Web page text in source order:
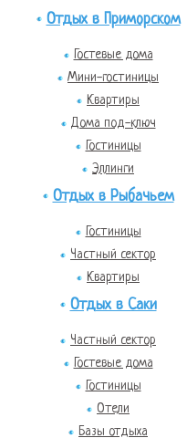
Отдых в Приморском
Гостевые дома
Мини-гостиницы
Квартиры
Дома под-ключ
Гостиницы
Эллинги
Отдых в Рыбачьем
Гостиницы
Частный сектор
Квартиры
Отдых в Саки
Частный сектор
Гостевые дома
Гостиницы
Отели
Базы отдыха